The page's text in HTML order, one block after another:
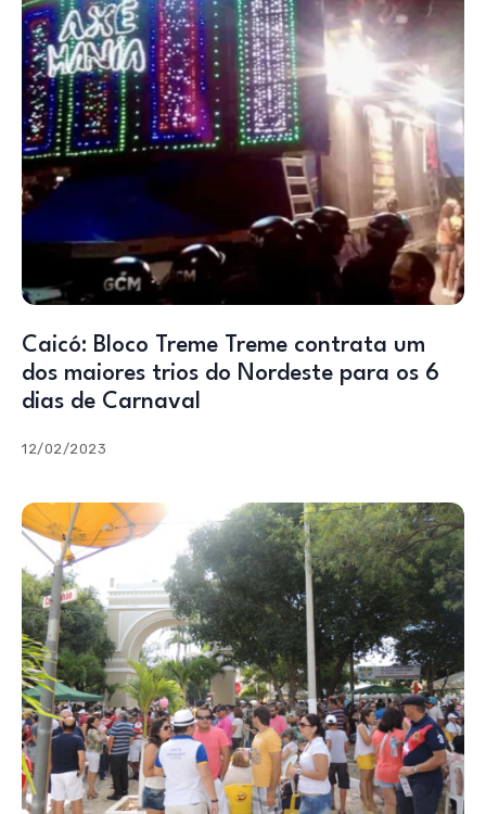
Caicó: Bloco Treme Treme contrata um
dos maiores trios do Nordeste para os 6
dias de Carnaval
12/02/2023